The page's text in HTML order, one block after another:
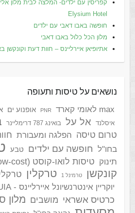
קפריסין עם ילדים- המלצה לבית מלון
Elysium Hotel
חופשה באבו דאבי עם ילדים
מלון הכל כלול באבו דאבי
אתיופיאן איירליינס – חוות דעת
נושאים על טיסות ותעופה
max לאומי קארד PNR אופנוע ים
איסלנד אל על בואינג 787 דרימליינר
טרום טיסה
הפלגה ומעבורת
בחו"ל
חופשה עם ילדים טבע
תינוק
טיסות לואו-קוסט (low-cost)
קונקשן
טרמינל 1 טרקלין
יוקריין אינטרנשיונל איירליינס - UIA
כרטיס אשראי מושבים מלון